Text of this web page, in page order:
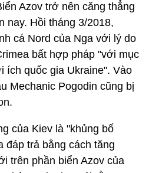
Azov trở nên căng thẳng
nay. Hồi tháng 3/2018,
cá Nord của Nga với lý do
bất hợp pháp "với mục
ích quốc gia Ukraine". Vào
Mechanic Pogodin cũng bị
của Kiev là "khủng bố
đáp trả bằng cách tăng
trên phần biển Azov của